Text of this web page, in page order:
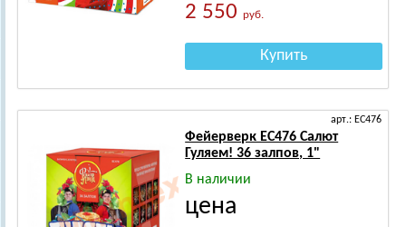
2 550руб.
Купить
арт.: ЕС476
Фейерверк ЕС476 Салют
Гуляем! 36 залпов, 1"
В наличии
цена